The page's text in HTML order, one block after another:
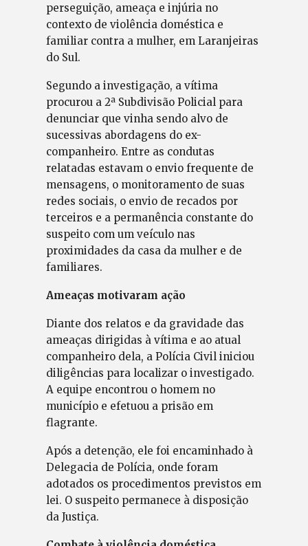
perseguição, ameaça e injúria no
contexto de violência doméstica e
familiar contra a mulher, em Laranjeiras
do Sul.
Segundo a investigação, a vítima
procurou a 2ª Subdivisão Policial para
denunciar que vinha sendo alvo de
sucessivas abordagens do ex-
companheiro. Entre as condutas
relatadas estavam o envio frequente de
mensagens, o monitoramento de suas
redes sociais, o envio de recados por
terceiros e a permanência constante do
suspeito com um veículo nas
proximidades da casa da mulher e de
familiares.
Ameaças motivaram ação
Diante dos relatos e da gravidade das
ameaças dirigidas à vítima e ao atual
companheiro dela, a Polícia Civil iniciou
diligências para localizar o investigado.
A equipe encontrou o homem no
município e efetuou a prisão em
flagrante.
Após a detenção, ele foi encaminhado à
Delegacia de Polícia, onde foram
adotados os procedimentos previstos em
lei. O suspeito permanece à disposição
da Justiça.